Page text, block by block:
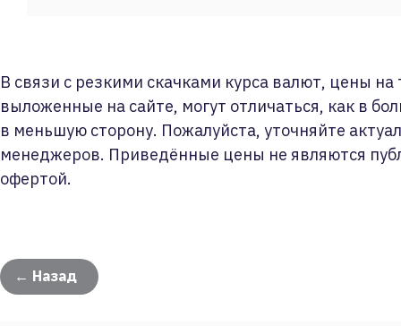
В связи с резкими скачками курса валют, цены на
выложенные на сайте, могут отличаться, как в
в меньшую сторону. Пожалуйста, уточняйте
менеджеров. Приведённые цены не являются
офертой.
← Назад